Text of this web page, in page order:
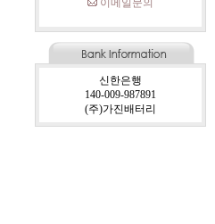
이메일문의
신한은행
140-009-987891
(주)가진배터리